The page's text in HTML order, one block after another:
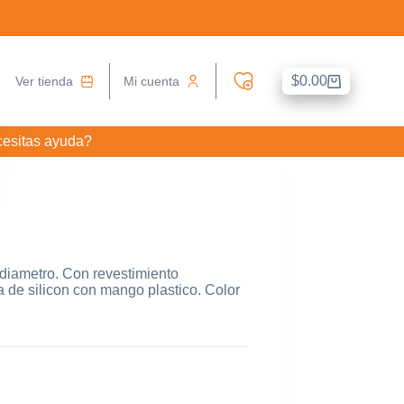
Ver tienda Mi cuenta
Carro
de
$0.00
ayuda?
Con revestimiento
de silicon con mango plastico. Color